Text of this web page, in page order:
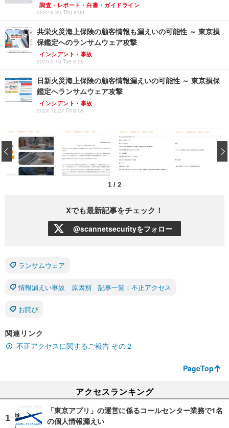
調査・レポート・白書・ガイドライン
2022.6.30 Thu 8:00
共栄火災海上保険の顧客情報も漏えいの可能性 ～ 東京損
保鑑定へのランサムウェア攻撃
インシデント・事故
2025.2.18 Tue 8:05
日新火災海上保険の顧客情報漏えいの可能性 ～ 東京損保
鑑定へランサムウェア攻撃
インシデント・事故
2024.12.27 Fri 8:05
1 / 2
‹
Xでも最新記事をチェック！
@scannetsecurityをフォロー
ランサムウェア
情報漏えい事故 原因別 記事一覧：不正アクセス
お詫び
関連リンク
不正アクセスに関するご報告 その２
PageTop
アクセスランキング
「東京アプリ」の運営に係るコールセンター業務で1名
の個人情報漏えい